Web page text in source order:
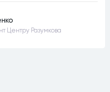
Центру Разумкова